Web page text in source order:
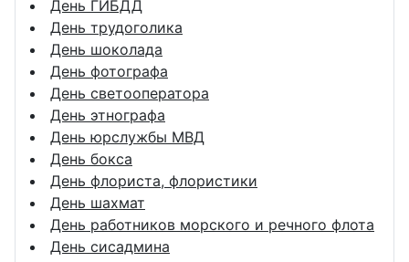
День ГИБДД
День трудоголика
День шоколада
День фотографа
День светооператора
День этнографа
День юрслужбы МВД
День бокса
День флориста, флористики
День шахмат
День работников морского и речного флота
День сисадмина